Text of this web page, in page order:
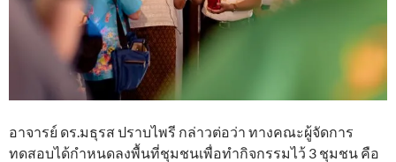
อาจารย์ ดร.มธุรส ปราบไพรี กล่าวต่อว่า ทางคณะผู้จัดการ
ทดสอบได้กำหนดลงพื้นที่ชุมชนเพื่อทำกิจกรรมไว้ 3 ชุมชน คือ